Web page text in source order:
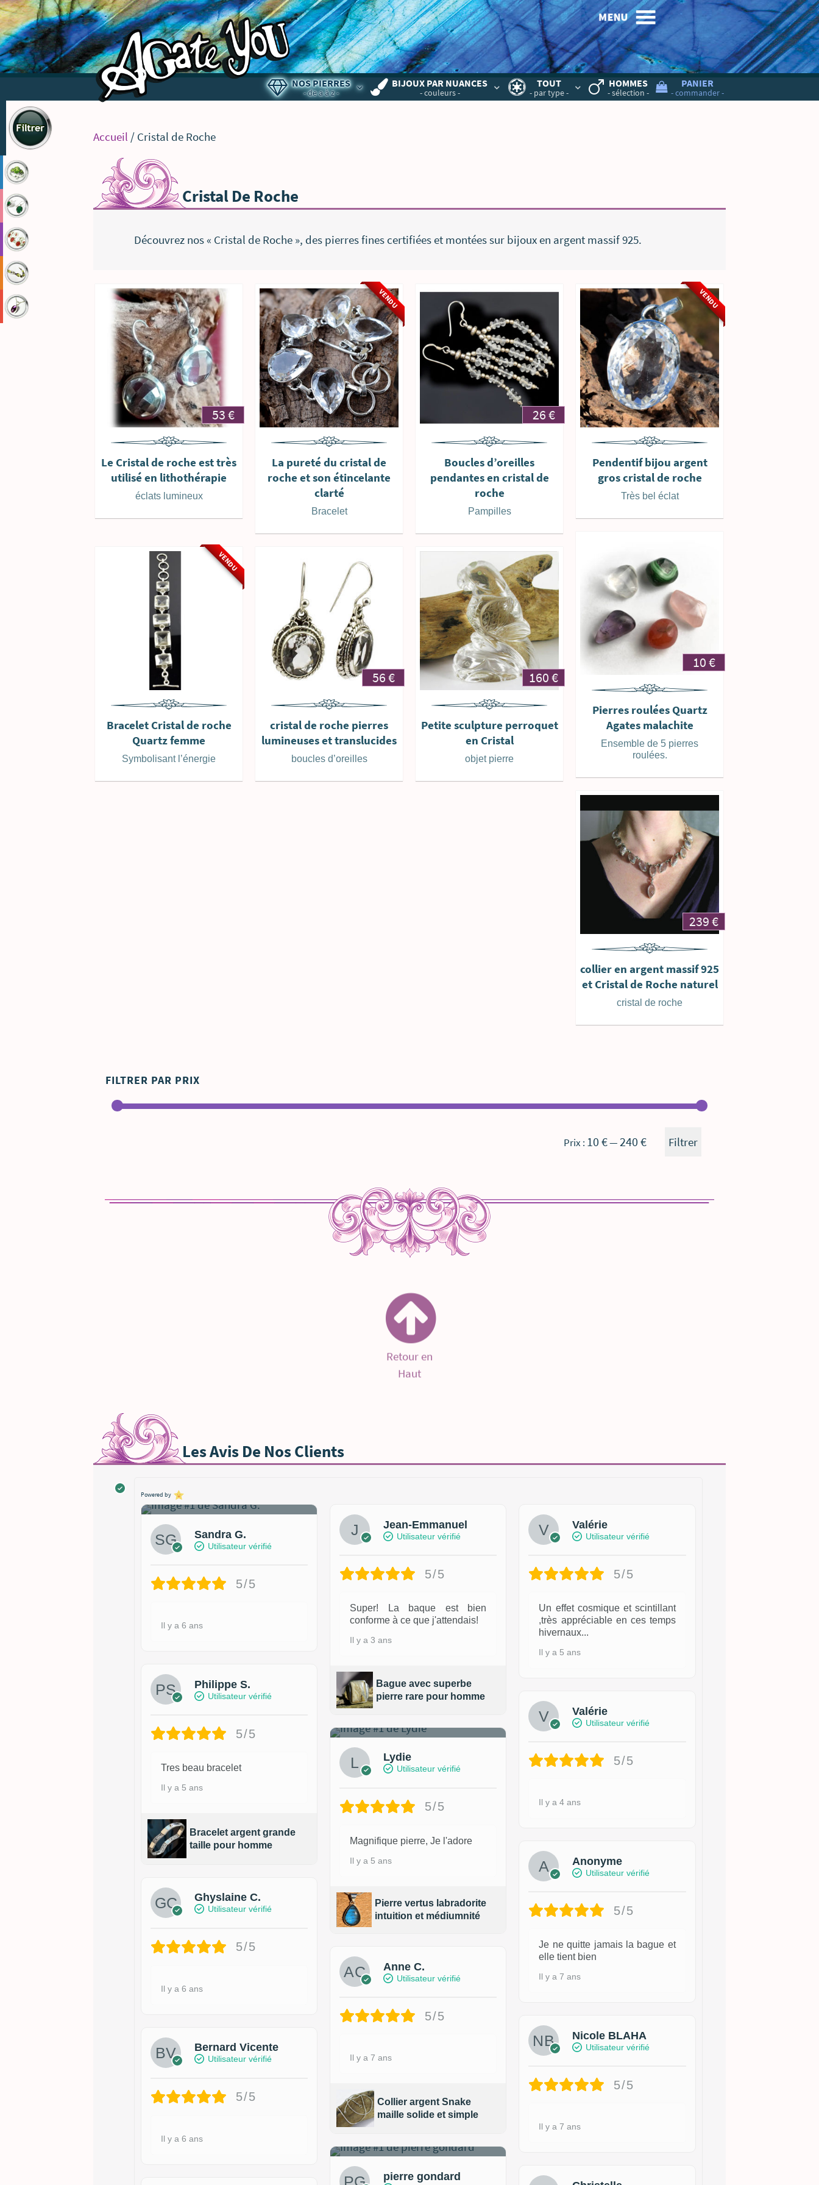
MENU
NOS PIERRES
- de a à z -
BIJOUX PAR NUANCES
- couleurs -
TOUT
- par type -
HOMMES
- sélection -
PANIER
- commander -
Accueil / Cristal de Roche
Cristal De Roche
Découvrez nos « Cristal de Roche », des pierres fines certifiées et montées sur bijoux en argent massif 925.
53€
Le Cristal de roche est très
utilisé en lithothérapie
éclats lumineux
VENDU
La pureté du cristal de
roche et son étincelante
clarté
Bracelet
26€
Boucles d’oreilles
pendantes en cristal de
roche
Pampilles
VENDU
Pendentif bijou argent
gros cristal de roche
Très bel éclat
10€
Pierres roulées Quartz
Agates malachite
Ensemble de 5 pierres
roulées.
VENDU
Bracelet Cristal de roche
Quartz femme
Symbolisant l’énergie
56€
cristal de roche pierres
lumineuses et translucides
boucles d’oreilles
160€
Petite sculpture perroquet
en Cristal
objet pierre
239€
collier en argent massif 925
et Cristal de Roche naturel
cristal de roche
FILTRER PAR PRIX
Filtrer
Prix : 10 €—240 €
Retour en
Haut
Les Avis De Nos Clients
Powered by
Sandra G.
Utilisateur vérifié
5/5
Il y a 6 ans
Philippe S.
Utilisateur vérifié
5/5
Tres beau bracelet
Il y a 5 ans
Bracelet argent grande
taille pour homme
Ghyslaine C.
Utilisateur vérifié
5/5
Il y a 6 ans
Bernard Vicente
Utilisateur vérifié
5/5
Il y a 6 ans
Jean-Emmanuel
Utilisateur vérifié
5/5
Super! La baque est bien
conforme à ce que j'attendais!
Il y a 3 ans
Bague avec superbe
pierre rare pour homme
Lydie
Utilisateur vérifié
5/5
Magnifique pierre, Je l'adore
Il y a 5 ans
Pierre vertus labradorite
intuition et médiumnité
Anne C.
Utilisateur vérifié
5/5
Il y a 7 ans
Collier argent Snake
maille solide et simple
pierre gondard
Valérie
Utilisateur vérifié
5/5
Un effet cosmique et scintillant
,très appréciable en ces temps
hivernaux...
Il y a 5 ans
Valérie
Utilisateur vérifié
5/5
Il y a 4 ans
Anonyme
Utilisateur vérifié
5/5
Je ne quitte jamais la bague et
elle tient bien
Il y a 7 ans
Nicole BLAHA
Utilisateur vérifié
5/5
Il y a 7 ans
bagues
pendentifs